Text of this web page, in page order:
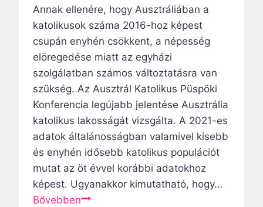
m
e
r
n
i
e
k
e
l
l
n
t
e
k
é
l
e
t
e
l
i
s
h
a
d
v
i
s
e
l
é
s
Annak ellenére, hogy Ausztráliában a
katolikusok száma 2016-hoz képest
csupán enyhén csökkent, a népesség
elöregedése miatt az egyházi
szolgálatban számos változtatásra van
szükség. Az Ausztrál Katolikus Püspöki
Konferencia legújabb jelentése Ausztrália
katolikus lakosságát vizsgálta. A 2021-es
adatok általánosságban valamivel kisebb
és enyhén idősebb katolikus populációt
mutat az öt évvel korábbi adatokhoz
képest. Ugyanakkor kimutatható, hogy…
BővebbenM